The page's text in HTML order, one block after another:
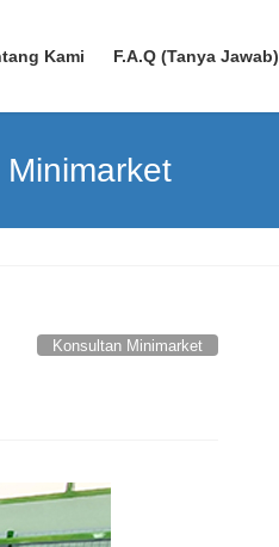
Kami F.A.Q (Tanya Jawab)
Konsultan Minimarket